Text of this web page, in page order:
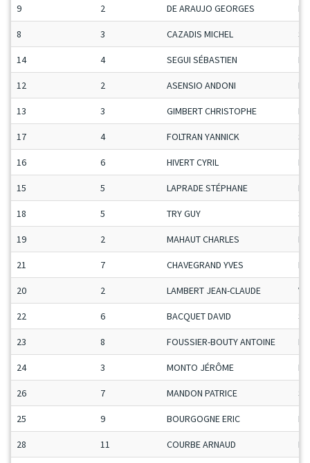
9 2 DE ARAUJO GEORGES H-
8 3 CAZADIS MICHEL
14 4 SEGUI SÉBASTIEN
12 2 ASENSIO ANDONI
13 3 GIMBERT CHRISTOPHE
17 4 FOLTRAN YANNICK
16 6 HIVERT CYRIL
15 5 LAPRADE STÉPHANE
18 5 TRY GUY
19 2 MAHAUT CHARLES
21 7 CHAVEGRAND YVES
20 2 LAMBERT JEAN-CLAUDE
22 6 BACQUET DAVID
23 8 FOUSSIER-BOUTY ANTOINE
24 3 MONTO JÉRÔME H-
26 7 MANDON PATRICE
25 9 BOURGOGNE ERIC
28 11 COURBE ARNAUD